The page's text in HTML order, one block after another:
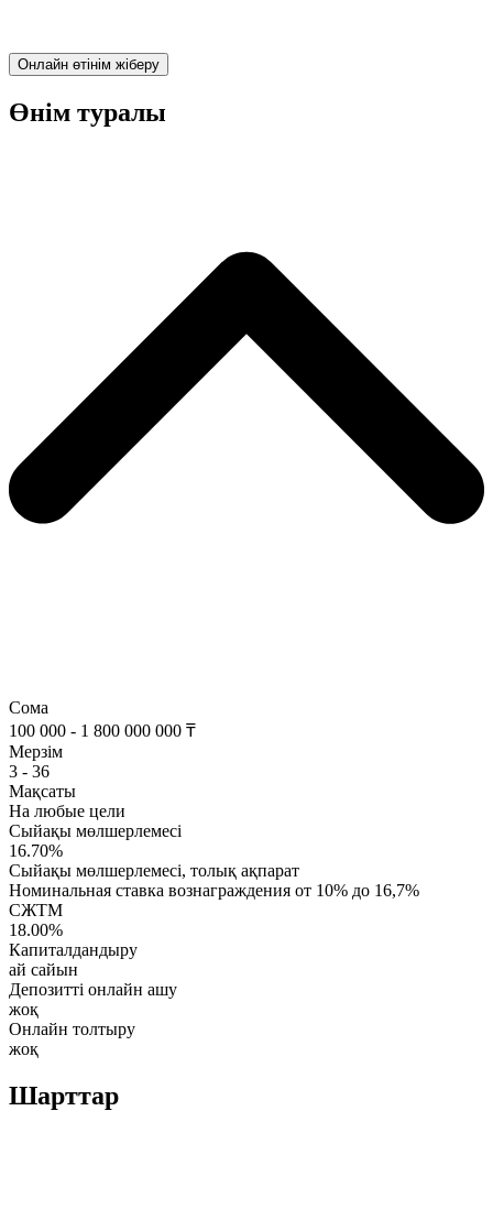
Онлайн өтінім жіберу
Өнім туралы
Сома
100 000 - 1 800 000 000 ₸
Мерзім
3 - 36
Мақсаты
На любые цели
Сыйақы мөлшерлемесі
16.70%
Сыйақы мөлшерлемесі, толық ақпарат
Номинальная ставка вознаграждения от 10% до 16,7%
СЖТМ
18.00%
Капиталдандыру
ай сайын
Депозитті онлайн ашу
жоқ
Онлайн толтыру
жоқ
Шарттар